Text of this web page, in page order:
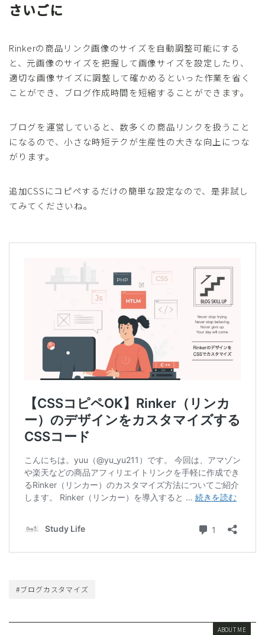
さいごに
Rinkerの商品リンク画像のサイズを自動調整可能にする
と、元画像のサイズを把握して画像サイズを設定したり、
適切な画像サイズに調整して確かめるといった作業を省く
ことができ、ブログ作成時間を短縮することができます。
ブログを運営していると、数多くの商品リンクを扱うこと
になるので、小さな時短テクが生産性の大きな向上につな
がります。
追加CSSにコピペするだけの簡単な設定なので、是非試し
てみてくださいね。
#ブログカスタマイズ
ABOUT ME